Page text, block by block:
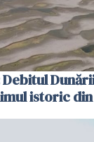
istoric